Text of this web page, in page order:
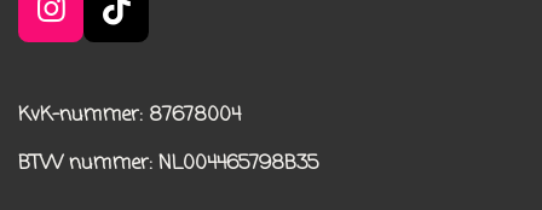
I
n
t
a
g
T
i
T
o
k
KvK-nummer: 87678004
BTW nummer: NL004465798B35